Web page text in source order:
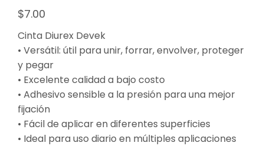
$7.00
Cinta Diurex Devek
• Versátil: útil para unir, forrar, envolver, proteger
y pegar
• Excelente calidad a bajo costo
• Adhesivo sensible a la presión para una mejor
fijación
• Fácil de aplicar en diferentes superficies
• Ideal para uso diario en múltiples aplicaciones